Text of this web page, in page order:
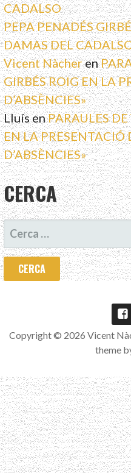
CADALSO
PEPA PENADÉS
DAMAS DEL
Vicent Nàcheren
GIRBÉS ROIG EN LA
D’ABSÈNCIES»
LluísenPARAULES
EN LA PRESENTACIÓ
D’ABSÈNCIES»
CERCA
CERCA:
Copyright © 2026 Vicent
theme